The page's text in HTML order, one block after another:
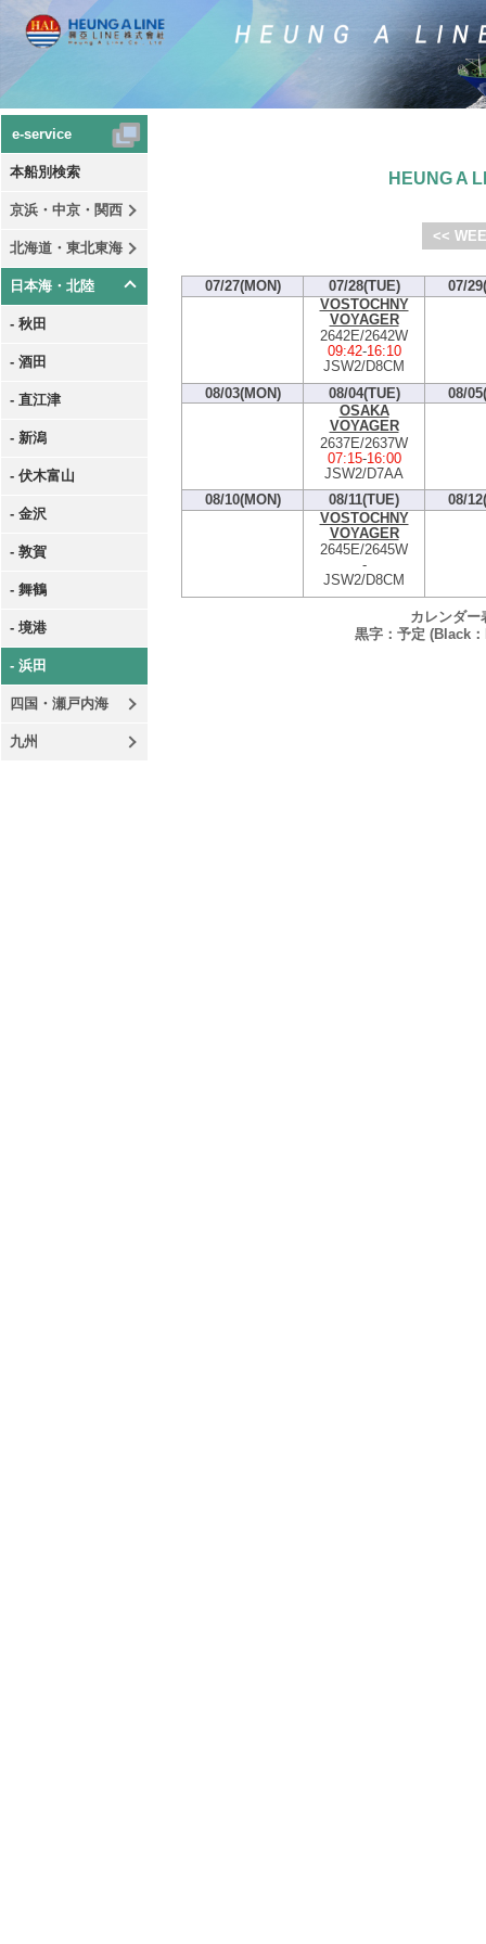
e-service
本船別検索
京浜・中京・関西
北海道・東北東海
日本海・北陸
- 秋田
- 酒田
- 直江津
- 新潟
- 伏木富山
- 金沢
- 敦賀
- 舞鶴
- 境港
- 浜田
四国・瀬戸内海
九州
HEUNG A
<<
07/27(MON) 07/28(TUE)
07/
VOSTOCHNY
VOYAGER
2642E/2642W
09:42-16:10
JSW2/D8CM
08/03(MON)
08/04(TUE)
08/
OSAKA
VOYAGER
2637E/2637W
07:15-16:00
JSW2/D7AA
08/10(MON)
08/11(TUE)
08/
VOSTOCHNY
VOYAGER
2645E/2645W
-
JSW2/D8CM
カレンダー
黒字：予定 (Black